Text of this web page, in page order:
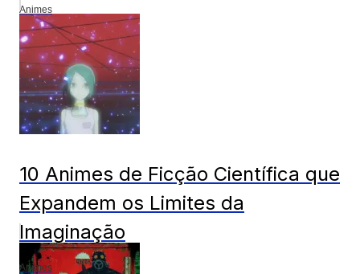
Animes
10 Animes de Ficção Científica que
Expandem os Limites da
Imaginação
Animes